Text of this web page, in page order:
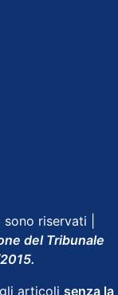
riservati |
del Tribunale
articoli senza la